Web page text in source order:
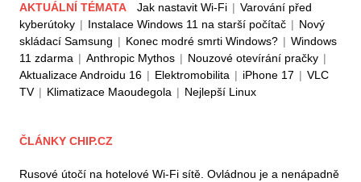
AKTUÁLNÍ TÉMATA Jak nastavit Wi-Fi | Varování před
kyberútoky | Instalace Windows 11 na starší počítač | Nový
skládací Samsung | Konec modré smrti Windows? | Windows
11 zdarma | Anthropic Mythos | Nouzové otevírání pračky |
Aktualizace Androidu 16 | Elektromobilita | iPhone 17 | VLC
TV | Klimatizace Maoudegola | Nejlepší Linux
ČLÁNKY CHIP.CZ
Rusové útočí na hotelové Wi-Fi sítě. Ovládnou je a nenápadně